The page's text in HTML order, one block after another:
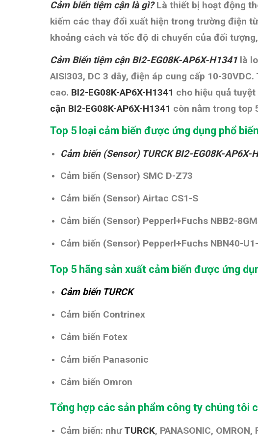
Cảm biến tiệm cận là gì?Là thiết bị hoạt động
kiếm các thay đổi xuất hiện trong trường điện
khoảng cách và tốc độ di chuyển của đối
Cảm Biến tiệm cận BI2-EG08K-AP6X-H1341 là
AISI303, DC 3 dây, điện áp cung cấp 10-30VDC.
cao. BI2-EG08K-AP6X-H1341 cho hiệu quả
cận BI2-EG08K-AP6X-H1341 còn nằm trong top
Top 5 loại cảm biến được ứng dụng phổ biến
Cảm biến (Sensor) TURCK BI2-EG08K-AP6X-
Cảm biến (Sensor) SMC D-Z73
Cảm biến (Sensor) Airtac CS1-S
Cảm biến (Sensor) Pepperl+Fuchs NBB2-
Cảm biến (Sensor) Pepperl+Fuchs NBN40-
Top 5 hãng sản xuất cảm biến được ứng
Cảm biến TURCK
Cảm biến Contrinex
Cảm biến Fotex
Cảm biến Panasonic
Cảm biến Omron
Tổng hợp các sản phẩm công ty chúng tôi
Cảm biến: nhưTURCK, PANASONIC, OMRON,